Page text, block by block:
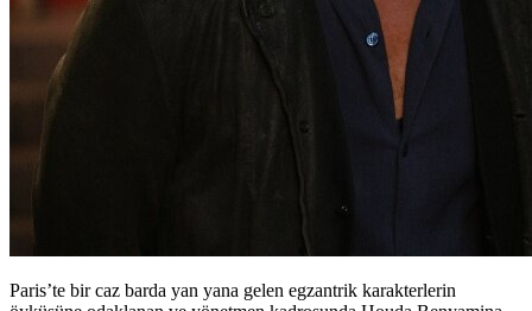
Paris’te bir caz barda yan yana gelen egzantrik karakterlerin